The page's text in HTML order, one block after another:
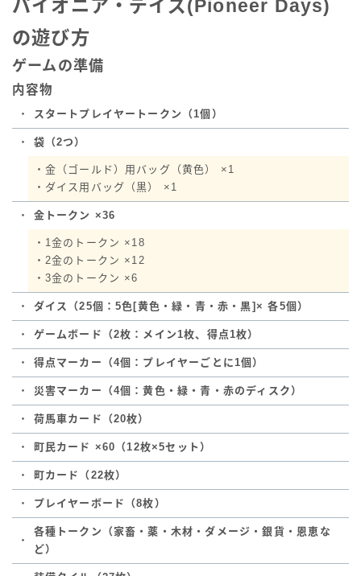
パイオニア・デイズ(Pioneer Days)
の遊び方
ゲームの準備
内容物
・ スタートプレイヤートークン（1個）
・ 袋（2つ）
・金（ゴールド）用バッグ（黄色） ×1
・ダイス用バッグ（黒） ×1
・ 金トークン ×36
・1金のトークン ×18
・2金のトークン ×12
・3金のトークン ×6
・ ダイス（25個：5色[黄色・緑・青・赤・黒]× 各5個）
・ ゲームボード（2枚：メイン1枚、得点1枚）
・ 得点マーカー（4個：プレイヤーごとに1個）
・ 災害マーカー（4個：黄色・緑・青・赤のディスク）
・ 荷馬車カード（20枚）
・ 町民カード ×60（12枚×5セット）
・ 町カード（22枚）
・ プレイヤーボード（8枚）
・
各種トークン（家畜・薬・木材・ダメージ・銀貨・恩恵な
ど）